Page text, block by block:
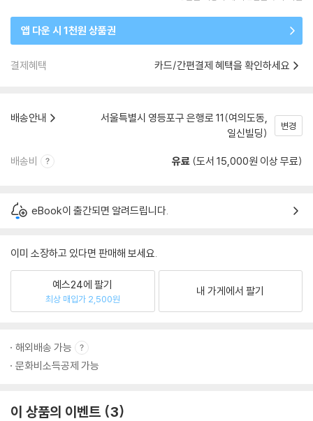
앱 다운 시 1천원 상품권
결제혜택 카드/간편결제 혜택을 확인하세요
배송안내
서울특별시 영등포구 은행로 11(여의도동,
일신빌딩)
변경
배송비 유료 (도서 15,000원 이상 무료)
eBook이 출간되면 알려드립니다.
이미 소장하고 있다면 판매해 보세요.
예스24에 팔기
최상 매입가 2,500원
내 가게에서 팔기
해외배송 가능
문화비소득공제 가능
이 상품의 이벤트 3